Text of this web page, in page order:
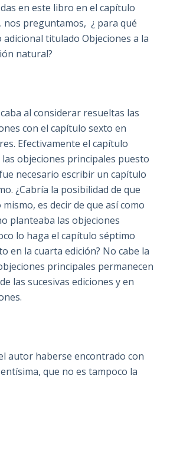
en este libro en el capítulo
nos preguntamos, ¿ para qué
titulado Objeciones a la
natural?
al considerar resueltas las
con el capítulo sexto en
Efectivamente el capítulo
objeciones principales puesto
necesario escribir un capítulo
¿Cabría la posibilidad de que
es decir de que así como
planteaba las objeciones
lo haga el capítulo séptimo
en la cuarta edición? No cabe la
principales permanecen
las sucesivas ediciones y en
autor haberse encontrado con
que no es tampoco la